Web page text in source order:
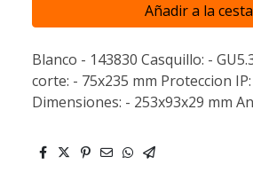
Añadir a la cesta
Blanco - 143830 Casquillo: -
corte: - 75x235 mm Proteccion
Dimensiones: - 253x93x29 mm